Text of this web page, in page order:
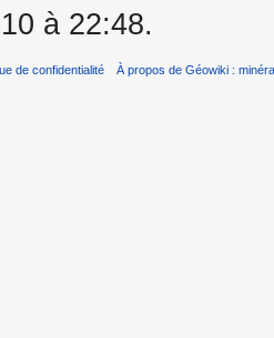
à 22:48.
de confidentialité À propos de Géowiki :